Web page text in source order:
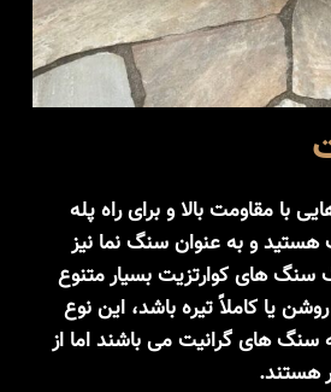
با مقاومت بالا و برای راه پله
و به عنوان سنگ نما نیز
سنگ های کوارتزیت بسیار متنوع
یا کاملاً تیره باشد، این نوع
های گرانیت می باشند اما از
هستند.